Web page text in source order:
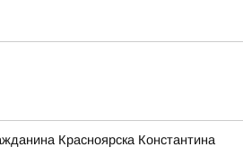
Красноярска Константина